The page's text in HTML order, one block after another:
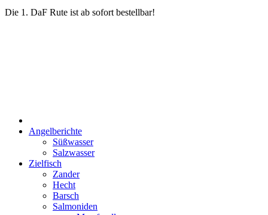
Die 1. DaF Rute ist ab sofort bestellbar!
Angelberichte
Süßwasser
Salzwasser
Zielfisch
Zander
Hecht
Barsch
Salmoniden